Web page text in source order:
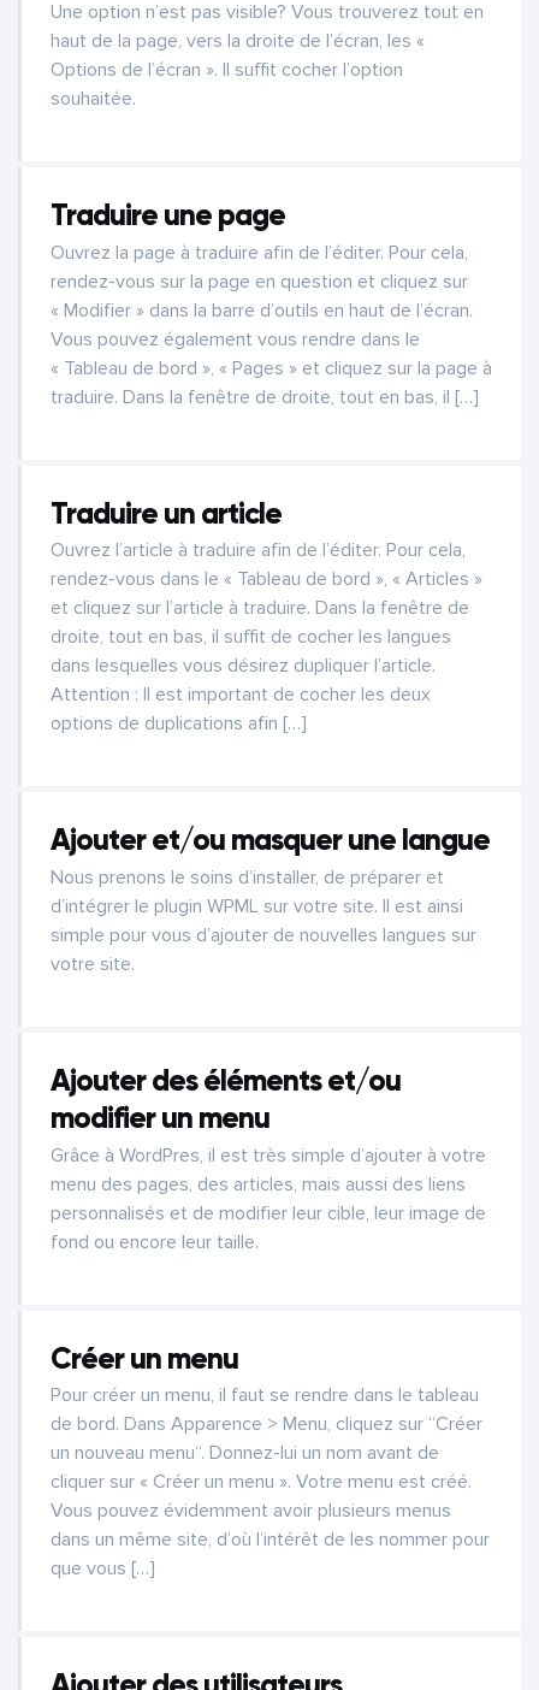
Une option n’est pas visible? Vous trouverez tout en
haut de la page, vers la droite de l’écran, les «
Options de l’écran ». Il suffit cocher l’option
souhaitée.
Traduire une page
Ouvrez la page à traduire afin de l’éditer. Pour cela,
rendez-vous sur la page en question et cliquez sur
« Modifier » dans la barre d’outils en haut de l’écran.
Vous pouvez également vous rendre dans le
« Tableau de bord », « Pages » et cliquez sur la page à
traduire. Dans la fenêtre de droite, tout en bas, il […]
Traduire un article
Ouvrez l’article à traduire afin de l’éditer. Pour cela,
rendez-vous dans le « Tableau de bord », « Articles »
et cliquez sur l’article à traduire. Dans la fenêtre de
droite, tout en bas, il suffit de cocher les langues
dans lesquelles vous désirez dupliquer l’article.
Attention : Il est important de cocher les deux
options de duplications afin […]
Ajouter et/ou masquer une langue
Nous prenons le soins d’installer, de préparer et
d’intégrer le plugin WPML sur votre site. Il est ainsi
simple pour vous d’ajouter de nouvelles langues sur
votre site.
Ajouter des éléments et/ou
modifier un menu
Grâce à WordPres, il est très simple d’ajouter à votre
menu des pages, des articles, mais aussi des liens
personnalisés et de modifier leur cible, leur image de
fond ou encore leur taille.
Créer un menu
Pour créer un menu, il faut se rendre dans le tableau
de bord. Dans Apparence > Menu, cliquez sur “Créer
un nouveau menu“. Donnez-lui un nom avant de
cliquer sur « Créer un menu ». Votre menu est créé.
Vous pouvez évidemment avoir plusieurs menus
dans un même site, d’où l’intérêt de les nommer pour
que vous […]